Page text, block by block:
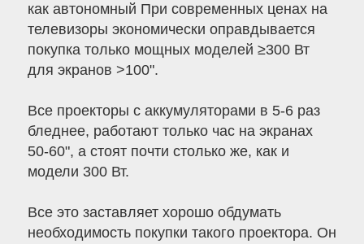
как автономный При современных ценах на
телевизоры экономически оправдывается
покупка только мощных моделей ≥300 Вт
для экранов >100".
Все проекторы с аккумуляторами в 5-6 раз
бледнее, работают только час на экранах
50-60", а стоят почти столько же, как и
модели 300 Вт.
Все это заставляет хорошо обдумать
необходимость покупки такого проектора. Он